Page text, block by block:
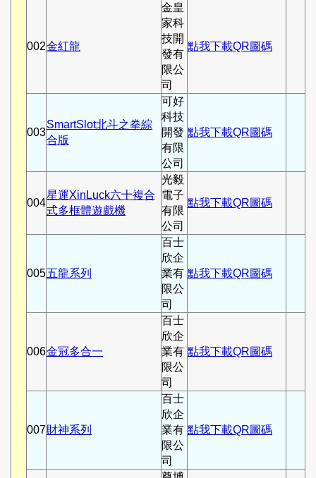
002金紅龍
金皇
家科
技開
發有
限公
司
點我下載QR圖碼
003
SmartSlot北斗之拳綜
合版
可好
科技
開發
有限
公司
點我下載QR圖碼
004
星運XinLuck六十複合
式多框體遊戲機
光毅
電子
有限
公司
點我下載QR圖碼
005五龍系列
百士
欣企
業有
限公
司
點我下載QR圖碼
006金冠多合一
百士
欣企
業有
限公
司
點我下載QR圖碼
007財神系列
百士
欣企
業有
限公
司
點我下載QR圖碼